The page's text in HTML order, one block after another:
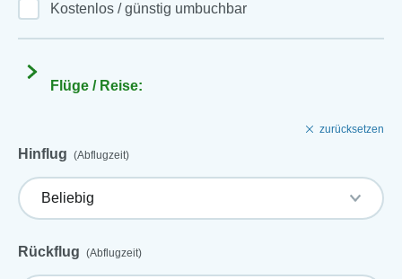
Kostenlos / günstig umbuchbar
Flüge / Reise:
zurücksetzen
Hinflug (Abflugzeit)
Rückflug (Abflugzeit)